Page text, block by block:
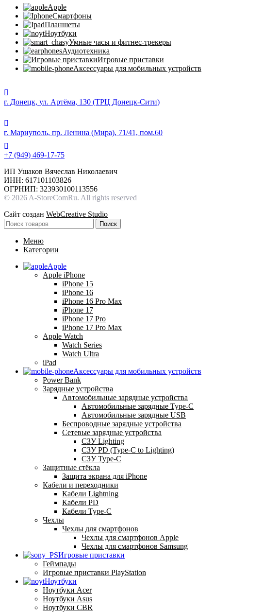
Apple
Смартфоны
Планшеты
Ноутбуки
Умные часы и фитнес-трекеры
Аудиотехника
Игровые приставки
Аксессуары для мобильных устройств
г. Донецк, ул. Артёма, 130 (ТРЦ Донецк-Сити)
г. Мариуполь, пр. Ленина (Мира), 71/41, пом.60
+7 (949) 469-17-75
ИП Ушаков Вячеслав Николаевич
ИНН: 617101103826
ОГРНИП: 323930100113556
© 2026 A-StoreComRu. All rights reserved
Сайт создан WebCreative Studio
Поиск
Меню
Категории
Apple
Apple iPhone
iPhone 15
iPhone 16
iPhone 16 Pro Max
iPhone 17
iPhone 17 Pro
iPhone 17 Pro Max
Apple Watch
Watch Series
Watch Ultra
iPad
Аксессуары для мобильных устройств
Power Bank
Зарядные устройства
Автомобильные зарядные устройства
Автомобильные зарядные Type-C
Автомобильные зарядные USB
Беспроводные зарядные устройства
Сетевые зарядные устройства
СЗУ Lighting
СЗУ PD (Type-C to Lighting)
СЗУ Type-C
Защитные стёкла
Защита экрана для iPhone
Кабели и переходники
Кабели Lightning
Кабели PD
Кабели Type-C
Чехлы
Чехлы для смартфонов
Чехлы для смартфонов Apple
Чехлы для смартфонов Samsung
Игровые приставки
Геймпады
Игровые приставки PlayStation
Ноутбуки
Ноутбуки Acer
Ноутбуки Asus
Ноутбуки CBR